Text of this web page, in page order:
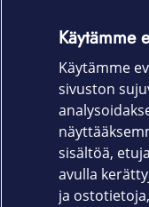
Latauskaapeli
Pika-aloitusopas
Takuu
24 kk
Käytämme
Käytämme
sivuston
sisältöä,
avulla
ja